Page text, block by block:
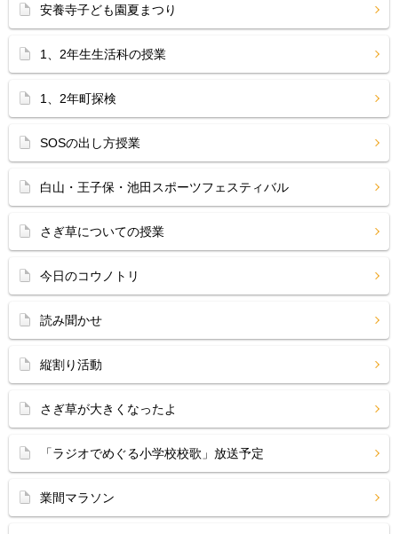
安養寺子ども園夏まつり
1、2年生生活科の授業
1、2年町探検
SOSの出し方授業
白山・王子保・池田スポーツフェスティバル
さぎ草についての授業
今日のコウノトリ
読み聞かせ
縦割り活動
さぎ草が大きくなったよ
「ラジオでめぐる小学校校歌」放送予定
業間マラソン